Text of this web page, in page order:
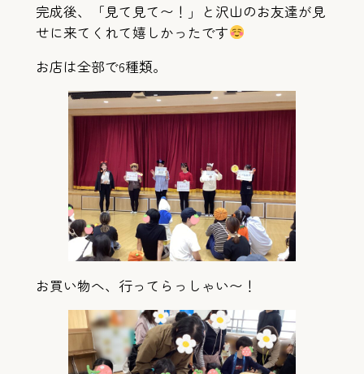
完成後、「見て見て〜！」と沢山のお友達が見
せに来てくれて嬉しかったです
お店は全部で6種類。
お買い物へ、行ってらっしゃい〜！